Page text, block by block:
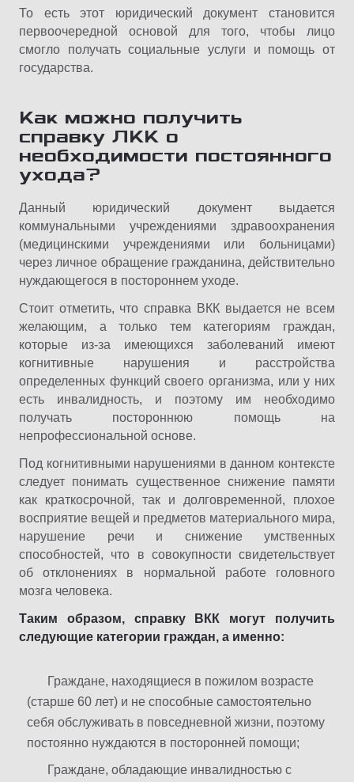
То есть этот юридический документ становится
первоочередной основой для того, чтобы лицо
смогло получать социальные услуги и помощь от
государства.
Как можно получить
справку ЛКК о
необходимости постоянного
ухода?
Данный юридический документ выдается
коммунальными учреждениями здравоохранения
(медицинскими учреждениями или больницами)
через личное обращение гражданина, действительно
нуждающегося в постороннем уходе.
Стоит отметить, что справка ВКК выдается не всем
желающим, а только тем категориям граждан,
которые из-за имеющихся заболеваний имеют
когнитивные нарушения и расстройства
определенных функций своего организма, или у них
есть инвалидность, и поэтому им необходимо
получать постороннюю помощь на
непрофессиональной основе.
Под когнитивными нарушениями в данном контексте
следует понимать существенное снижение памяти
как краткосрочной, так и долговременной, плохое
восприятие вещей и предметов материального мира,
нарушение речи и снижение умственных
способностей, что в совокупности свидетельствует
об отклонениях в нормальной работе головного
мозга человека.
Таким образом, справку ВКК могут получить
следующие категории граждан, а именно:
Граждане, находящиеся в пожилом возрасте
(старше 60 лет) и не способные самостоятельно
себя обслуживать в повседневной жизни, поэтому
постоянно нуждаются в посторонней помощи;
Граждане, обладающие инвалидностью с